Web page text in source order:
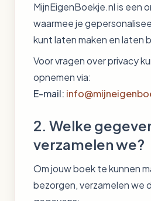
MijnEigenBoekje.nl is een
waarmee je
kunt laten maken en laten
Voor vragen over privacy
opnemen via:
E-mail:
2. Welke
verzamelen we?
Om jouw boek te kunnen
bezorgen, verzamelen we